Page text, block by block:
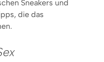
Sneakers und
die das